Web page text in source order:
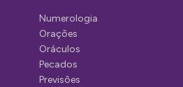
Numerologia
Orações
Oráculos
Pecados
Previsões